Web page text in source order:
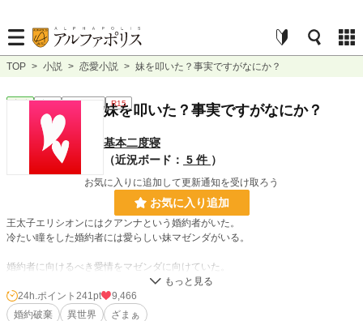
TOP > 小説 > 恋愛小説 > 妹を叩いた？事実ですがなにか？
完結 ｼｮｰﾄｼｮｰﾄ R15
妹を叩いた？事実ですがなにか？
基本二度寝
（近況ボード： 5 件 ）
お気に入りに追加して更新通知を受け取ろう
お気に入り追加
王太子エリシオンにはクアンナという婚約者がいた。
冷たい瞳をした婚約者には愛らしい妹マゼンダがいる。
婚約者に向けるべき愛情をマゼンダに向けていた。
そんな愛らしいマゼンダが、物陰でひっそり泣いていた。
頬を押えて。
24h.ポイント 241pt
9,466
婚約破棄
異世界 ざまぁ